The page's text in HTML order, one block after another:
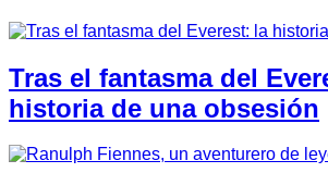
Tras el fantasma del
historia de una obsesión